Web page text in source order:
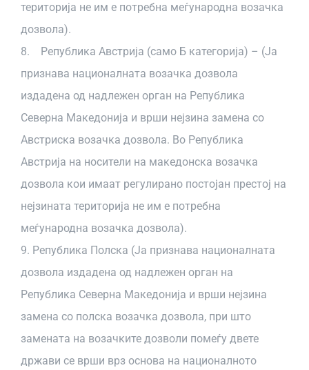
територија не им е потребна меѓународна возачка
дозвола).
8. Република Австрија (само Б категорија) – (Ја
признава националната возачка дозвола
издадена од надлежен орган на Република
Северна Македонија и врши нејзина замена со
Австриска возачка дозвола. Во Република
Австрија на носители на македонска возачка
дозвола кои имаат регулирано постојан престој на
нејзината територија не им е потребна
меѓународна возачка дозвола).
9. Република Полска (Jа признава националната
дозвола издадена од надлежен орган на
Република Северна Македонија и врши нејзина
замена со полска возачка дозвола, при што
замената на возачките дозволи помеѓу двете
држави се врши врз основа на националното